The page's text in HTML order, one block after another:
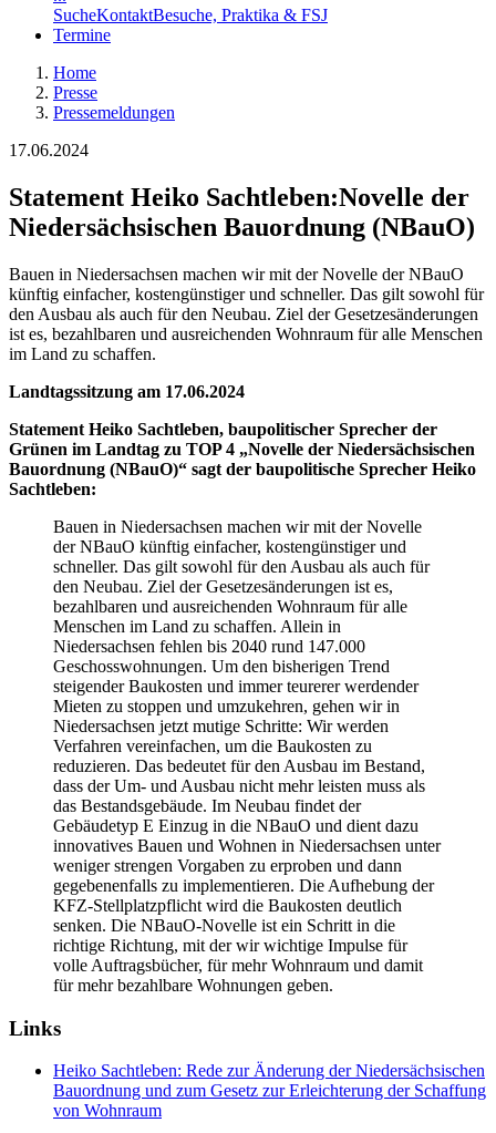
SucheKontaktBesuche, Praktika & FSJ
Termine
Home
Presse
Pressemeldungen
17.06.2024
Statement Heiko Sachtleben:Novelle der
Niedersächsischen Bauordnung (NBauO)
Bauen in Niedersachsen machen wir mit der Novelle der NBauO
künftig einfacher, kostengünstiger und schneller. Das gilt sowohl für
den Ausbau als auch für den Neubau. Ziel der Gesetzesänderungen
ist es, bezahlbaren und ausreichenden Wohnraum für alle Menschen
im Land zu schaffen.
Landtagssitzung am 17.06.2024
Statement Heiko Sachtleben, baupolitischer Sprecher der
Grünen im Landtag zu TOP 4 „Novelle der Niedersächsischen
Bauordnung (NBauO)“ sagt der baupolitische Sprecher Heiko
Sachtleben:
Bauen in Niedersachsen machen wir mit der Novelle
der NBauO künftig einfacher, kostengünstiger und
schneller. Das gilt sowohl für den Ausbau als auch für
den Neubau. Ziel der Gesetzesänderungen ist es,
bezahlbaren und ausreichenden Wohnraum für alle
Menschen im Land zu schaffen. Allein in
Niedersachsen fehlen bis 2040 rund 147.000
Geschosswohnungen. Um den bisherigen Trend
steigender Baukosten und immer teurerer werdender
Mieten zu stoppen und umzukehren, gehen wir in
Niedersachsen jetzt mutige Schritte: Wir werden
Verfahren vereinfachen, um die Baukosten zu
reduzieren. Das bedeutet für den Ausbau im Bestand,
dass der Um- und Ausbau nicht mehr leisten muss als
das Bestandsgebäude. Im Neubau findet der
Gebäudetyp E Einzug in die NBauO und dient dazu
innovatives Bauen und Wohnen in Niedersachsen unter
weniger strengen Vorgaben zu erproben und dann
gegebenenfalls zu implementieren. Die Aufhebung der
KFZ-Stellplatzpflicht wird die Baukosten deutlich
senken. Die NBauO-Novelle ist ein Schritt in die
richtige Richtung, mit der wir wichtige Impulse für
volle Auftragsbücher, für mehr Wohnraum und damit
für mehr bezahlbare Wohnungen geben.
Links
Heiko Sachtleben: Rede zur Änderung der Niedersächsischen
Bauordnung und zum Gesetz zur Erleichterung der Schaffung
von Wohnraum